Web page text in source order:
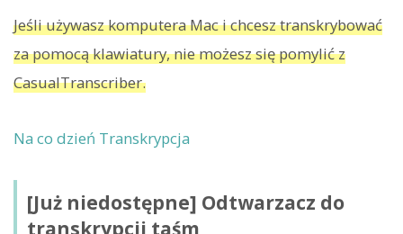
Jeśli używasz komputera Mac i chcesz transkrybować
za pomocą klawiatury, nie możesz się pomylić z
CasualTranscriber.
Na co dzień Transkrypcja
[Już niedostępne] Odtwarzacz do
transkrypcji taśm